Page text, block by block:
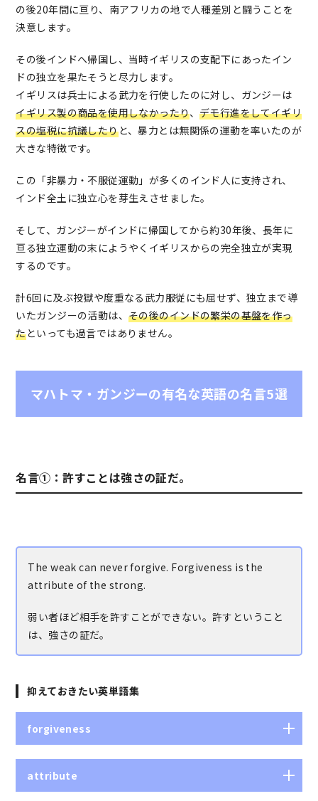
の後20年間に亘り、南アフリカの地で人種差別と闘うことを
決意します。
その後インドへ帰国し、当時イギリスの支配下にあったイン
ドの独立を果たそうと尽力します。
イギリスは兵士による武力を行使したのに対し、ガンジーは
イギリス製の商品を使用しなかったり、 デモ行進をしてイギリ
スの塩税に抗議したりと、暴力とは無関係の運動を率いたのが
大きな特徴です。
この「非暴力・不服従運動」が多くのインド人に支持され、
インド全土に独立心を芽生えさせました。
そして、ガンジーがインドに帰国してから約30年後、長年に
亘る独立運動の末にようやくイギリスからの完全独立が実現
するのです。
計6回に及ぶ投獄や度重なる武力服従にも屈せず、独立まで導
いたガンジーの活動は、その後のインドの繁栄の基盤を作っ
たといっても過言ではありません。
マハトマ・ガンジーの有名な英語の名言5選
名言①：許すことは強さの証だ。
The weak can never forgive. Forgiveness is the
attribute of the strong.
弱い者ほど相手を許すことができない。許すということ
は、強さの証だ。
抑えておきたい英単語集
forgiveness
（罪などの）許し、容赦、寛大さ
attribute